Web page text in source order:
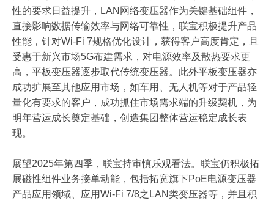
性的要求日益提升，LAN网络变压器作为关键基础组件，
直接影响数据传输效率与网络可靠性，联宝积极提升产品
性能，针对Wi-Fi 7规格优化设计，获得客户高度肯定，且
受惠于新兴市场5G布建需求，对电源效率及散热要求更
高，平板变压器逐步取代传统变压器。此外平板变压器亦
成功扩展至其他应用市场，如车用、无人机等对于产品轻
量化有要求的客户，成功抓住市场需求端的升级契机，为
明年营运成长奠定基础，创造集团整体营运稳定成长表
现。
展望2025年第四季，联宝持审慎乐观看法。联宝仍积极拓
展磁性组件业务接单动能，包括拓宽旗下PoE电源变压器
产品应用领域、应用Wi-Fi 7/8之LAN类变压器等，并且积